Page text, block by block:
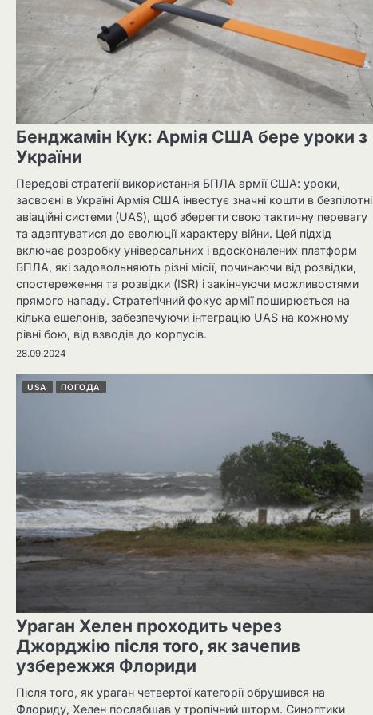
Бенджамін Кук: Армія США бере уроки з
України
Передові стратегії використання БПЛА армії США: уроки,
засвоєні в Україні Армія США інвестує значні кошти в безпілотні
авіаційні системи (UAS), щоб зберегти свою тактичну перевагу
та адаптуватися до еволюції характеру війни. Цей підхід
включає розробку універсальних і вдосконалених платформ
БПЛА, які задовольняють різні місії, починаючи від розвідки,
спостереження та розвідки (ISR) і закінчуючи можливостями
прямого нападу. Стратегічний фокус армії поширюється на
кілька ешелонів, забезпечуючи інтеграцію UAS на кожному
рівні бою, від взводів до корпусів.
28.09.2024
USA ПОГОДА
Ураган Хелен проходить через
Джорджію після того, як зачепив
узбережжя Флориди
Після того, як ураган четвертої категорії обрушився на
Флориду, Хелен послабшав у тропічний шторм. Синоптики